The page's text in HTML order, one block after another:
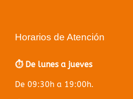
Horarios de Atención
⏱️ De lunes a jueves
De 09:30h a 19:00h.